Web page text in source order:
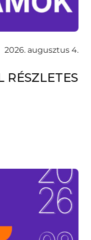
2026. augusztus 4.
RÉSZLETES